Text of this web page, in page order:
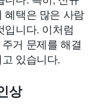
혜택은 많은 사람
입니다. 이처럼
거 문제를 해결
있습니다.
상